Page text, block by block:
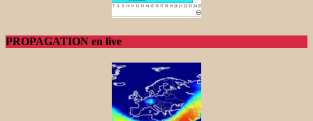
PROPAGATION en live